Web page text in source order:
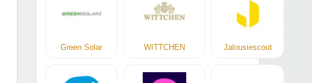
Green Solar WITTCHEN Jalousiescout